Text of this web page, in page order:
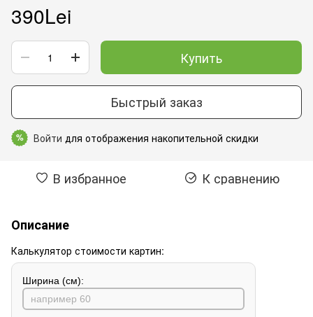
390Lei
Купить
Быстрый заказ
% Войти для отображения накопительной скидки
В избранное К сравнению
Описание
Калькулятор стоимости картин:
Ширина (см):